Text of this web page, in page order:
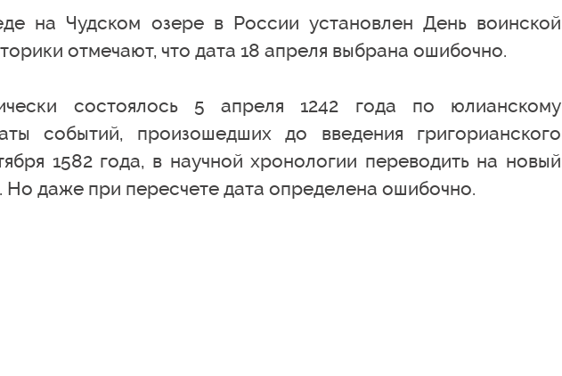
на Чудском озере в России установлен День воинской
отмечают, что дата 18 апреля выбрана ошибочно.
состоялось 5 апреля 1242 года по юлианскому
событий, произошедших до введения григорианского
1582 года, в научной хронологии переводить на новый
Но даже при пересчете дата определена ошибочно.